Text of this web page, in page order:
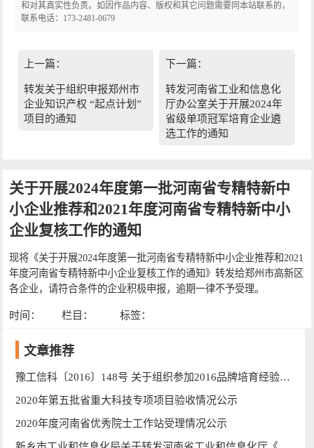
和对其真实性负责。如因作品内容、版权和其它问题需要同本站联系的，
联系电话：173-2481-0679
上一篇：
转发关于组织申报郑州市
企业知识产权 “起点计划”
项目的通知
下一篇：
转发河南省工业和信息化
厅办公室关于开展2024年
省级单项冠军培育企业遴
选工作的通知
关于开展2024年度第一批河南省专精特新中
小企业推荐和2021年度河南省专精特新中小
企业复核工作的通知
现将《关于开展2024年度第一批河南省专精特新中小企业推荐和2021
年度河南省专精特新中小企业复核工作的通知》转发给郑州市高新区
各企业，请符合条件的企业积极申报，逾期一律不予受理。
时间： 栏目： 标签：
文章推荐
豫工信科〔2016〕148号 关于组织参加2016品牌培育经验交流会的通知
2020年第五批省重大科技专项项目验收情况公示
2020年度河南省优秀院士工作站受理情况公示